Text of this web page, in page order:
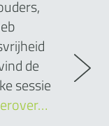
de
sessie